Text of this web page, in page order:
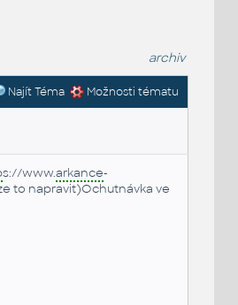
archiv
Najít Téma Možnosti tématu
s://www.arkance-
to napravit)Ochutnávka ve